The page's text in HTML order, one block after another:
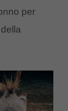
per